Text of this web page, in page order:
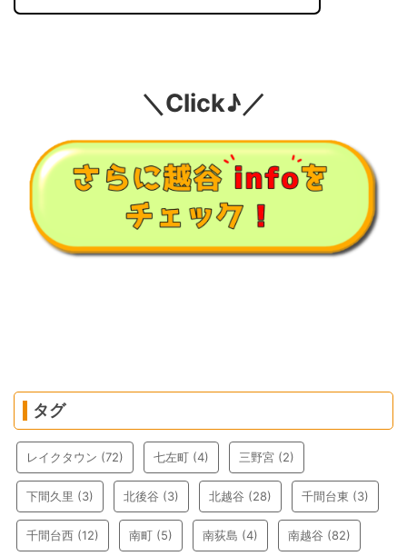
＼Click♪／
タグ
レイクタウン (72) 七左町 (4) 三野宮 (2)
下間久里 (3) 北後谷 (3) 北越谷 (28) 千間台東 (3)
千間台西 (12) 南町 (5) 南荻島 (4) 南越谷 (82)